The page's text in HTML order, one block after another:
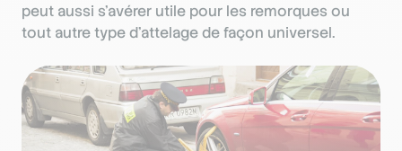
peut aussi s’avérer utile pour les remorques ou
tout autre type d’attelage de façon universel.